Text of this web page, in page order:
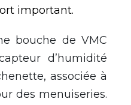
important.
bouche de VMC
d’humidité
associée à
des menuiseries.